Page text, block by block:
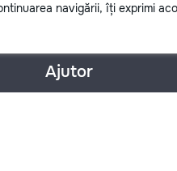
navigării, îți exprimiBotanica
Ajutor